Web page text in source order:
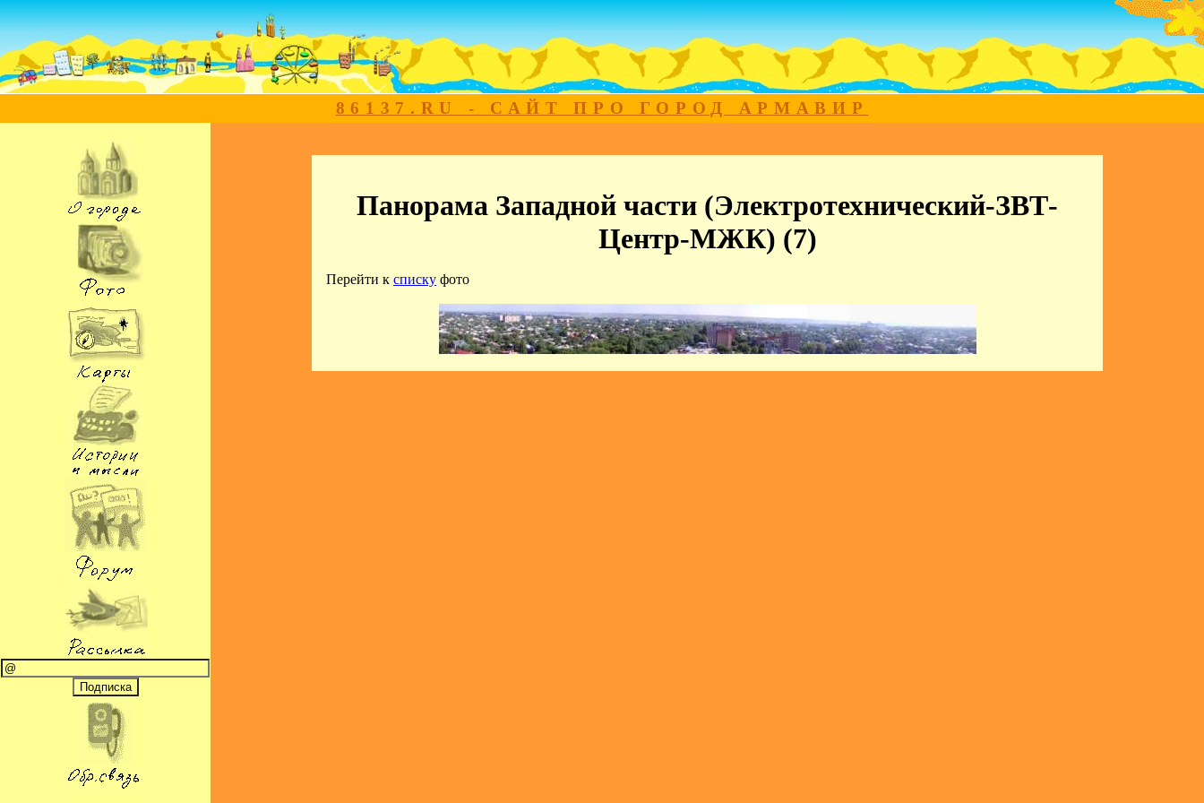
86137.RU - САЙТ ПРО ГОРОД АРМАВИР
Панорама Западной части (Электротехнический-ЗВТ-
Центр-МЖК) (7)
Перейти к списку фото